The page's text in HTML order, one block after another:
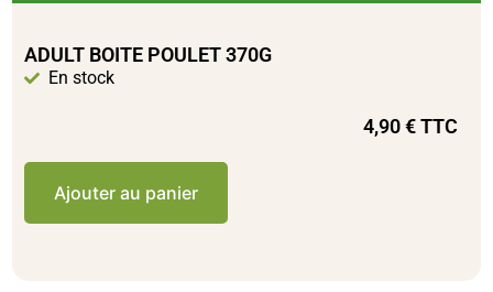
ADULT BOITE POULET 370G
En stock
4,90€TTC
Ajouter au panier